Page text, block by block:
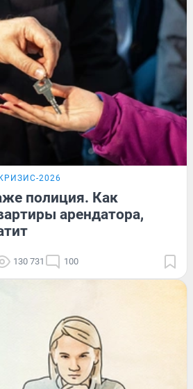
КРИЗИС-2026
полиция. Как
арендатора,
130 731 100